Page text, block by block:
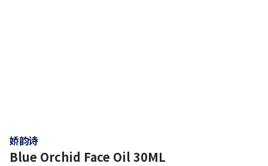
娇韵诗
Blue Orchid Face Oil 30ML